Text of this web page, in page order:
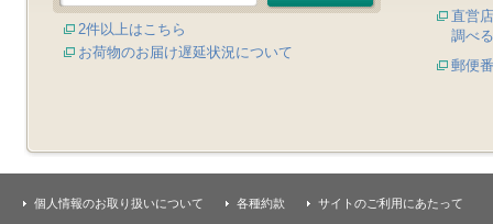
2件以上はこちら
お荷物のお届け遅延状況について
直営
調べる
郵便
個人情報のお取り扱いについて 各種約款 サイトのご利用にあたって